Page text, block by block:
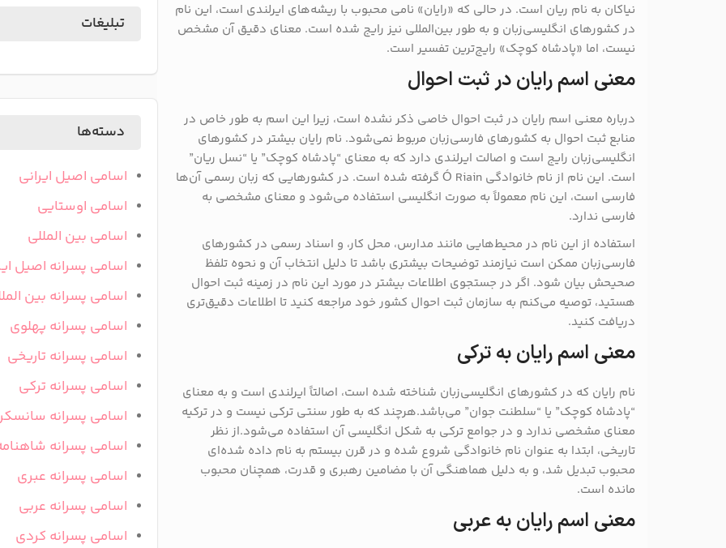
نیاکان به نام ریان است. در حالی که «رایان» نامی محبوب با ریشه‌های ایرلندی است، این نام
در کشورهای انگلیسی‌زبان و به طور بین‌المللی نیز رایج شده است. معنای دقیق آن مشخص
نیست، اما «پادشاه کوچک» رایج‌ترین تفسیر است.
معنی اسم رایان در ثبت احوال
درباره معنی اسم رایان در ثبت احوال خاصی ذکر نشده است، زیرا این اسم به طور خاص در
منابع ثبت احوال به کشورهای فارسی‌زبان مربوط نمی‌شود. نام رایان بیشتر در کشورهای
انگلیسی‌زبان رایج است و اصالت ایرلندی دارد که به معنای “پادشاه کوچک” یا “نسل ریان”
است. این نام از نام خانوادگی Ó Riain گرفته شده است. در کشورهایی که زبان رسمی آن‌ها
فارسی است، این نام معمولاً به صورت انگلیسی استفاده می‌شود و معنای مشخصی به
فارسی ندارد.
استفاده از این نام در محیط‌هایی مانند مدارس، محل کار، و اسناد رسمی در کشورهای
فارسی‌زبان ممکن است نیازمند توضیحات بیشتری باشد تا دلیل انتخاب آن و نحوه تلفظ
صحیحش بیان شود. اگر در جستجوی اطلاعات بیشتر در مورد این نام در زمینه ثبت احوال
هستید، توصیه می‌کنم به سازمان ثبت احوال کشور خود مراجعه کنید تا اطلاعات دقیق‌تری
دریافت کنید.
معنی اسم رایان به ترکی
نام رایان که در کشورهای انگلیسی‌زبان شناخته شده است، اصالتاً ایرلندی است و به معنای
“پادشاه کوچک” یا “سلطنت جوان” می‌باشد.هرچند که به طور سنتی ترکی نیست و در ترکیه
معنای مشخصی ندارد و در جوامع ترکی به شکل انگلیسی آن استفاده می‌شود.از نظر
تاریخی، ابتدا به عنوان نام خانوادگی شروع شده و در قرن بیستم به نام داده شده‌ای
محبوب تبدیل شد، و به دلیل هماهنگی آن با مضامین رهبری و قدرت، همچنان محبوب
مانده است.
معنی اسم رایان به عربی
تبلیغات
دسته‌ها
اسامی اصیل ایرانی
اسامی اوستایی
اسامی بین المللی
اسامی پسرانه اصیل
اسامی پسرانه بین
اسامی پسرانه پهلوی
اسامی پسرانه تاریخی
اسامی پسرانه ترکی
اسامی پسرانه
اسامی پسرانه
اسامی پسرانه عبری
اسامی پسرانه عربی
اسامی پسرانه کردی